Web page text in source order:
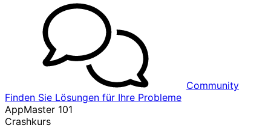
Community
Finden Sie Lösungen für Ihre Probleme
AppMaster 101
Crashkurs